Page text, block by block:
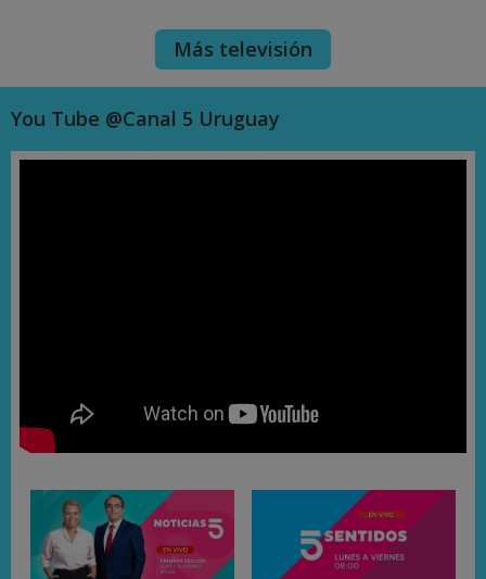
Más televisión
You Tube @Canal 5 Uruguay